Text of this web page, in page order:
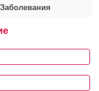
Заболевания